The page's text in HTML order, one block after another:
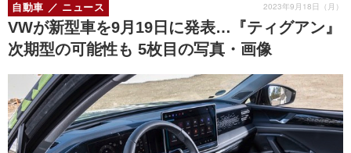
プロショップ検索 ショップ訪問記
カーオーディオニュース デモカー製作記
その他
カスタマイズ特集記事 カスタマイズ新製品情報
カスタマイズニュース
カーグッズ
カーグッズ特集記事 カーグッズ新製品情報
カーグッズニュース
自動車
ニュース 試乗記
スクープ
アクセスランキング
VWが新型車を9月19日に発表…『ティグアン』
次期型の可能性も 5枚目の写真・画像
自動車 ニュース 2023年9月18日（月）